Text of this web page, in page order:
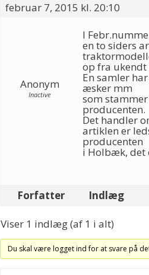
februar 7, 2015 kl. 20:10
Anonym
Inactive
I
en to siders
op fra ukendt
En samler
æsker mm
som
producenten.
Det handler
artiklen er
producenten
i Holbæk, det
Forfatter Indlæg
Viser 1 indlæg (af 1 i alt)
Du skal være logget ind for at svare på